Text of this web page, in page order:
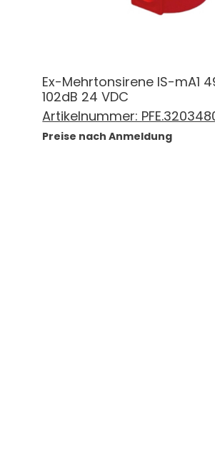
Ex-Mehrtonsirene IS-mA1
102dB 24 VDC
Artikelnummer:
Preise nach Anmeldung